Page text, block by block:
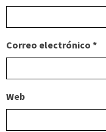
Correo electrónico *
Web